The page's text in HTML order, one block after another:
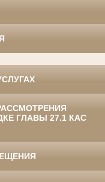
ГЛАВЫ 27.1 КАС